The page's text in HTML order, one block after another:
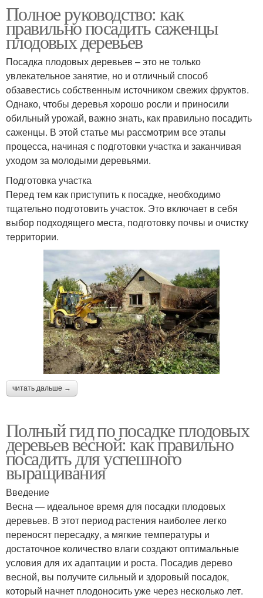
Полное руководство: как
правильно посадить саженцы
плодовых деревьев
Посадка плодовых деревьев – это не только
увлекательное занятие, но и отличный способ
обзавестись собственным источником свежих фруктов.
Однако, чтобы деревья хорошо росли и приносили
обильный урожай, важно знать, как правильно посадить
саженцы. В этой статье мы рассмотрим все этапы
процесса, начиная с подготовки участка и заканчивая
уходом за молодыми деревьями.
Подготовка участка
Перед тем как приступить к посадке, необходимо
тщательно подготовить участок. Это включает в себя
выбор подходящего места, подготовку почвы и очистку
территории.
читать дальше →
Полный гид по посадке плодовых
деревьев весной: как правильно
посадить для успешного
выращивания
Введение
Весна — идеальное время для посадки плодовых
деревьев. В этот период растения наиболее легко
переносят пересадку, а мягкие температуры и
достаточное количество влаги создают оптимальные
условия для их адаптации и роста. Посадив дерево
весной, вы получите сильный и здоровый посадок,
который начнет плодоносить уже через несколько лет.